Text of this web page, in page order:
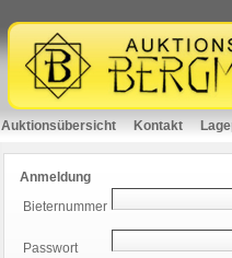
Auktionsübersicht Kontakt
Anmeldung
Bieternummer
Passwort